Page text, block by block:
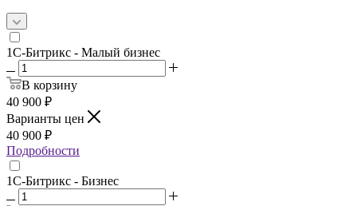
1С-Битрикс - Малый бизнес
В корзину
40 900 ₽
Варианты цен
40 900 ₽
Подробности
1С-Битрикс - Бизнес